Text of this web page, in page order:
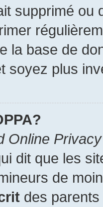
supprimé
la base de
soyez plus
Online
dit que les
de
des parents